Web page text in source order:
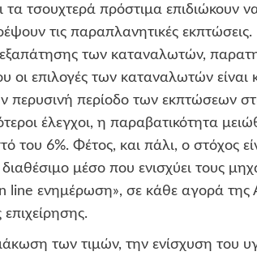
τα τσουχτερά πρόστιμα επιδιώκουν
τις παραπλανητικές
των καταναλωτών,
οι επιλογές των καταναλωτών είναι
περυσινή περίοδο των εκπτώσεων
έλεγχοι, η παραβατικότητα
6%. Φέτος, και πάλι, ο στόχος
μέσο που ενισχύει τους
line ενημέρωση», σε κάθε αγορά της
των τιμών, την ενίσχυση του